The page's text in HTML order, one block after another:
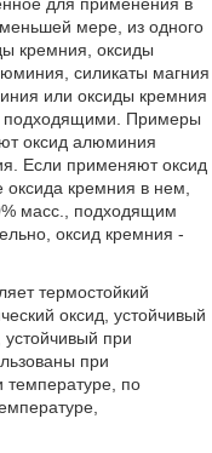
мере, из одного
кремния, оксиды
силикаты магния
или оксиды кремния
подходящими. Примеры
оксид алюминия
Если применяют оксид
кремния в нем,
масс., подходящим
оксид кремния -
термостойкий
оксид, устойчивый
при
при
температуре, по